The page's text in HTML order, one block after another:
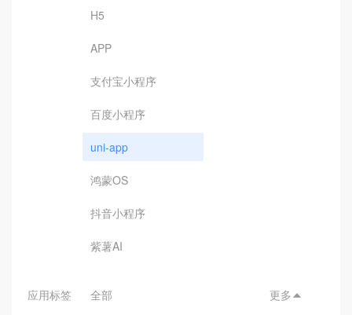
H5
APP
支付宝小程序
百度小程序
uni-app
鸿蒙OS
抖音小程序
紫薯AI
应用标签 全部 更多 